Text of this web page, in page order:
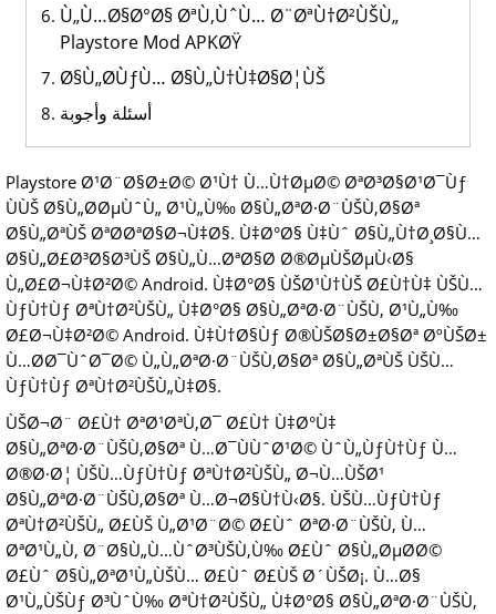
Ù„Ù…Ø§Ø°Ø§ ØªÙ‚ÙˆÙ… Ø¨ØªÙ†Ø²ÙŠÙ„
Playstore Mod APKØŸ
Ø§Ù„Ø­ÙƒÙ… Ø§Ù„Ù†Ù‡Ø§Ø¦ÙŠ
أسئلة وأجوبة
Playstore Ø¹Ø¨Ø§Ø±Ø© Ø¹Ù† Ù…Ù†ØµØ© ØªØ³Ø§Ø¹Ø¯Ùƒ
ÙÙŠ Ø§Ù„Ø­ØµÙˆÙ„ Ø¹Ù„Ù‰ Ø§Ù„ØªØ·Ø¨ÙŠÙ‚Ø§Øª
Ø§Ù„ØªÙŠ ØªØ­ØªØ§Ø¬Ù‡Ø§. Ù‡Ø°Ø§ Ù‡Ùˆ Ø§Ù„Ù†Ø¸Ø§Ù…
Ø§Ù„Ø£Ø³Ø§Ø³ÙŠ Ø§Ù„Ù…ØªØ§Ø­ Ø®ØµÙŠØµÙ‹Ø§
Ù„Ø£Ø¬Ù‡Ø²Ø© Android. Ù‡Ø°Ø§ ÙŠØ¹Ù†ÙŠ Ø£Ù†Ù‡ ÙŠÙ…
ÙƒÙ†Ùƒ ØªÙ†Ø²ÙŠÙ„ Ù‡Ø°Ø§ Ø§Ù„ØªØ·Ø¨ÙŠÙ‚ Ø¹Ù„Ù‰
Ø£Ø¬Ù‡Ø²Ø© Android. Ù‡Ù†Ø§Ùƒ Ø®ÙŠØ§Ø±Ø§Øª ØºÙŠØ±
Ù…Ø­Ø¯ÙˆØ¯Ø© Ù„Ù„ØªØ·Ø¨ÙŠÙ‚Ø§Øª Ø§Ù„ØªÙŠ ÙŠÙ…
ÙƒÙ†Ùƒ ØªÙ†Ø²ÙŠÙ„Ù‡Ø§.
ÙŠØ¬Ø¨ Ø£Ù† ØªØ¹ØªÙ‚Ø¯ Ø£Ù† Ù‡Ø°Ù‡
Ø§Ù„ØªØ·Ø¨ÙŠÙ‚Ø§Øª Ù…Ø¯ÙÙˆØ¹Ø© ÙˆÙ„ÙƒÙ†Ùƒ Ù…
Ø®Ø·Ø¦ ÙŠÙ…ÙƒÙ†Ùƒ ØªÙ†Ø²ÙŠÙ„ Ø¬Ù…ÙŠØ¹
Ø§Ù„ØªØ·Ø¨ÙŠÙ‚Ø§Øª Ù…Ø¬Ø§Ù†Ù‹Ø§. ÙŠÙ…ÙƒÙ†Ùƒ
ØªÙ†Ø²ÙŠÙ„ Ø£ÙŠ Ù„Ø¹Ø¨Ø© Ø£Ùˆ ØªØ·Ø¨ÙŠÙ‚ Ù…
ØªØ¹Ù„Ù‚ Ø¨Ø§Ù„Ù…ÙˆØ³ÙŠÙ‚Ù‰ Ø£Ùˆ Ø§Ù„ØµØ­Ø©
Ø£Ùˆ Ø§Ù„ØªØ¹Ù„ÙŠÙ… Ø£Ùˆ Ø£ÙŠ Ø´ÙŠØ¡. Ù…Ø§
Ø¹Ù„ÙŠÙƒ Ø³ÙˆÙ‰ ØªÙ†Ø²ÙŠÙ„ Ù‡Ø°Ø§ Ø§Ù„ØªØ·Ø¨ÙŠÙ‚